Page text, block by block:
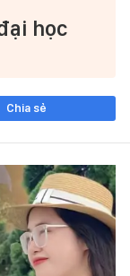
học
Chia sẻ